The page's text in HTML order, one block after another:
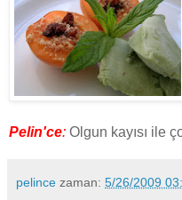
Pelin'ce: Olgun kayısı ile
pelince zaman: 5/26/2009